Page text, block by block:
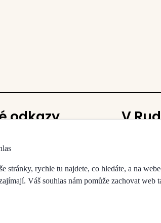
odkazy
a sálů
V
stránky, rychle tu najdete, co hledáte, a na
Váš souhlas nám pomůže zachovat web